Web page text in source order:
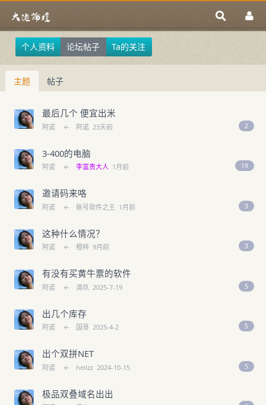
个人资料 论坛帖子 Ta的关注
主题 帖子
最后几个 便宜出米
阿诺 ← 阿诺 23天前 2
3-400的电脑
阿诺 ← 李富贵大人 1月前 19
邀请码来咯
阿诺 ← 账号软件之王 1月前 3
这种什么情况？
阿诺 ← 橙梓 9月前 3
有没有买黄牛票的软件
阿诺 ← 清玖 2025-7-19 5
出几个库存
阿诺 ← 国哥 2025-4-2 5
出个双拼NET
阿诺 ← heilzz 2024-10-15 5
极品双叠域名出出